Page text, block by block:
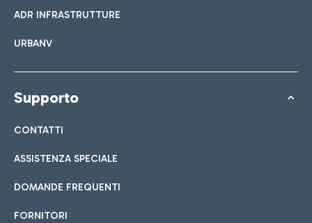
ADR INFRASTRUTTURE
URBANV
Supporto
CONTATTI
ASSISTENZA SPECIALE
DOMANDE FREQUENTI
FORNITORI